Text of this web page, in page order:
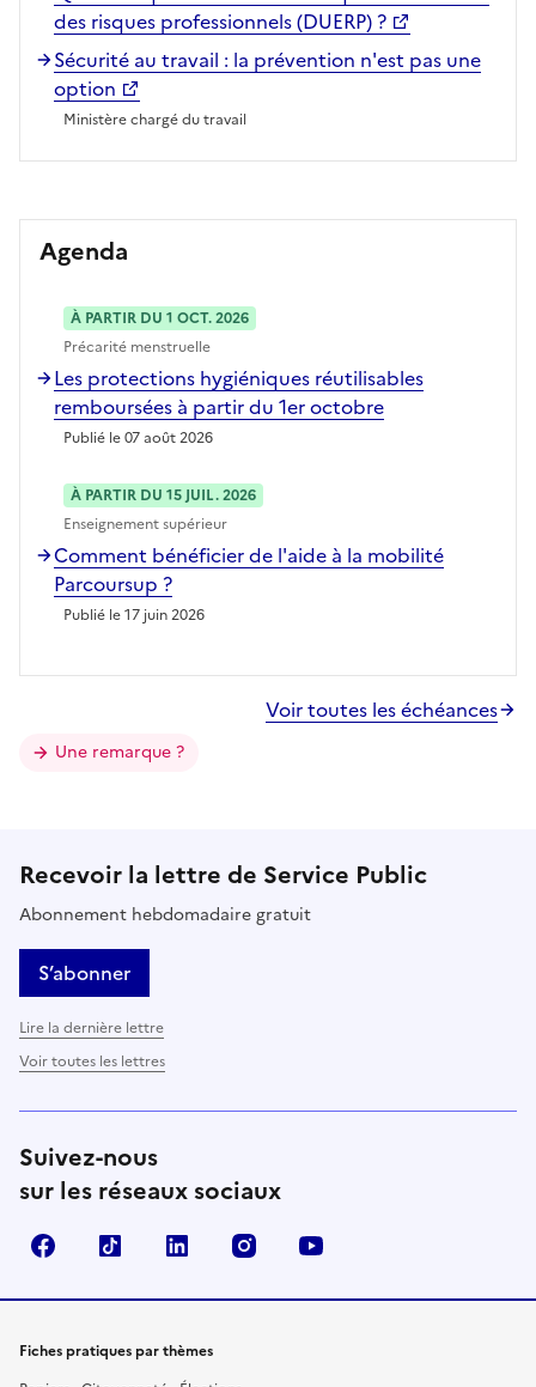
des risques professionnels (DUERP) ?
Sécurité au travail : la prévention n'est pas une
option
Ministère chargé du travail
Agenda
À PARTIR DU 1 OCT. 2026
Précarité menstruelle
Les protections hygiéniques réutilisables
remboursées à partir du 1er octobre
Publié le 07 août 2026
À PARTIR DU 15 JUIL. 2026
Enseignement supérieur
Comment bénéficier de l'aide à la mobilité
Parcoursup ?
Publié le 17 juin 2026
Voir toutes les échéances
Une remarque ?
Recevoir la lettre de Service Public
Abonnement hebdomadaire gratuit
S’abonner
Lire la dernière lettre
Voir toutes les lettres
Suivez-nous
sur les réseaux sociaux
FacebookTikTok LinkedIn Instagram
Fiches pratiques par thèmes